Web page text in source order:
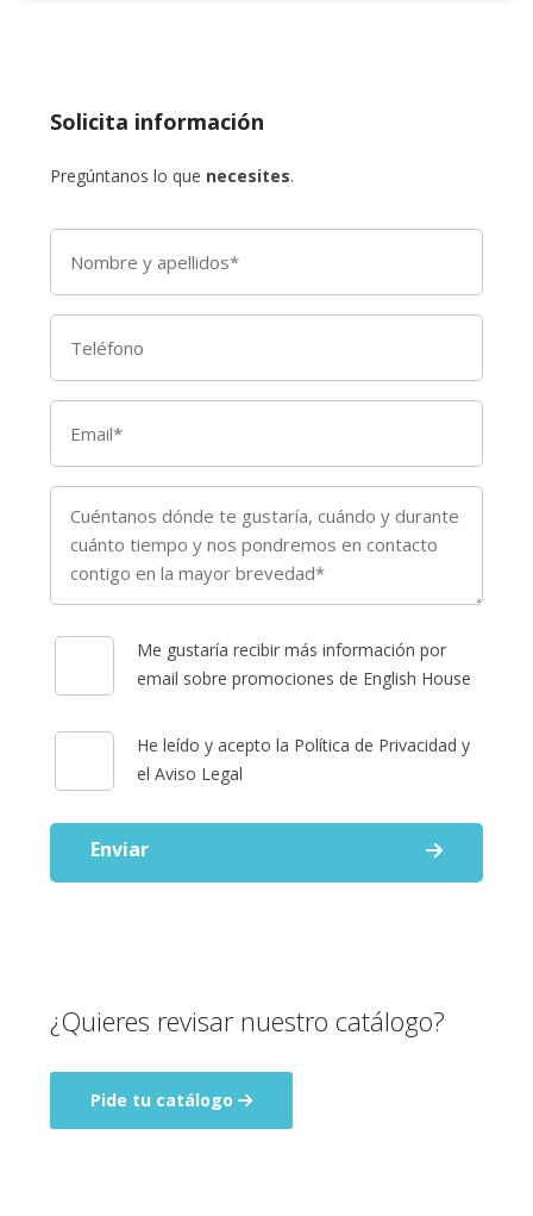
Solicita información
Pregúntanos lo que necesites.
Me gustaría recibir más información por
email sobre promociones de English House
He leído y acepto la Política de Privacidad y
el Aviso Legal
Enviar
¿Quieres revisar nuestro catálogo?
Pide tu catálogo